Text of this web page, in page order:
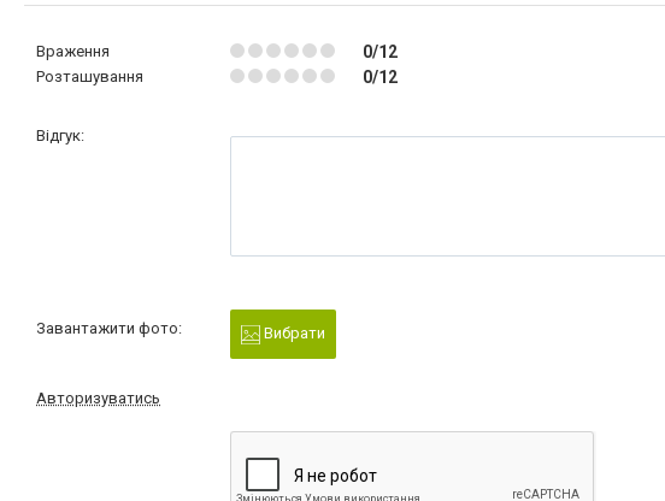
Враження 0/12
Розташування 0/12
Відгук:
Завантажити фото: Вибрати
Авторизуватись